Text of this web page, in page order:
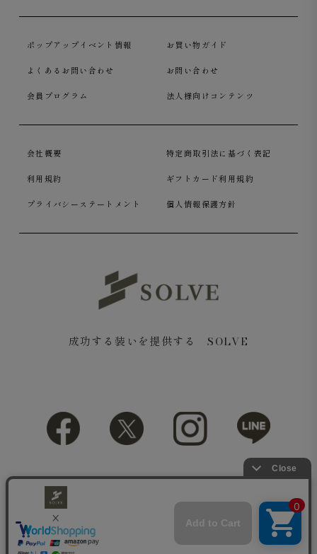
ポップアップイベント情報 お買い物ガイド
よくあるお問い合わせ お問い合わせ
会員プログラム 法人様向けコンテンツ
会社概要 特定商取引法に基づく表記
利用規約 ギフトカード利用規約
プライバシーステートメント 個人情報保護方針
成功する装いを提供する SOLVE